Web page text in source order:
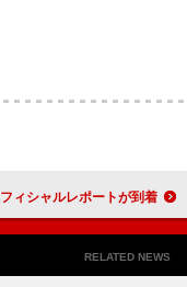
に渡って駆け抜けたライブハウスツアー【Love Like Rock vol.10】を完走 オフィシャルレポートが到着
RELATED NEWS